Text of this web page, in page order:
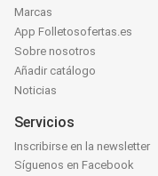
Marcas
App Folletosofertas.es
Sobre nosotros
Añadir catálogo
Noticias
Servicios
Inscribirse en la newsletter
Síguenos en Facebook